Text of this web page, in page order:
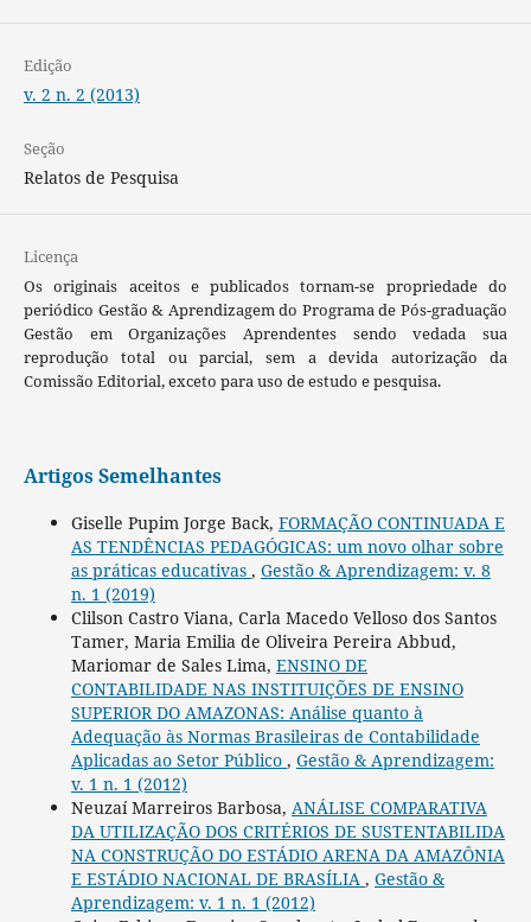
Edição
v. 2 n. 2 (2013)
Seção
Relatos de Pesquisa
Licença
Os originais aceitos e publicados tornam-se propriedade do
periódico Gestão & Aprendizagem do Programa de Pós-graduação
Gestão em Organizações Aprendentes sendo vedada sua
reprodução total ou parcial, sem a devida autorização da
Comissão Editorial, exceto para uso de estudo e pesquisa.
Artigos Semelhantes
Giselle Pupim Jorge Back, FORMAÇÃO CONTINUADA E
AS TENDÊNCIAS PEDAGÓGICAS: um novo olhar sobre
as práticas educativas , Gestão & Aprendizagem: v. 8
n. 1 (2019)
Clilson Castro Viana, Carla Macedo Velloso dos Santos
Tamer, Maria Emilia de Oliveira Pereira Abbud,
Mariomar de Sales Lima, ENSINO DE
CONTABILIDADE NAS INSTITUIÇÕES DE ENSINO
SUPERIOR DO AMAZONAS: Análise quanto à
Adequação às Normas Brasileiras de Contabilidade
Aplicadas ao Setor Público , Gestão & Aprendizagem:
v. 1 n. 1 (2012)
Neuzaí Marreiros Barbosa, ANÁLISE COMPARATIVA
DA UTILIZAÇÃO DOS CRITÉRIOS DE SUSTENTABILIDA
NA CONSTRUÇÃO DO ESTÁDIO ARENA DA AMAZÔNIA
E ESTÁDIO NACIONAL DE BRASÍLIA , Gestão &
Aprendizagem: v. 1 n. 1 (2012)